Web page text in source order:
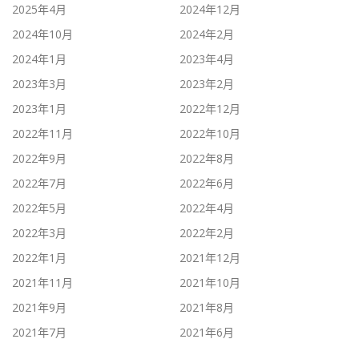
2025年4月
2024年12月
2024年10月
2024年2月
2024年1月
2023年4月
2023年3月
2023年2月
2023年1月
2022年12月
2022年11月
2022年10月
2022年9月
2022年8月
2022年7月
2022年6月
2022年5月
2022年4月
2022年3月
2022年2月
2022年1月
2021年12月
2021年11月
2021年10月
2021年9月
2021年8月
2021年7月
2021年6月